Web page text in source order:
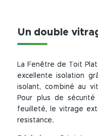
Un double
La Fenêtre de Toit
excellente isolation
isolant, combiné au
Pour plus de
feuilleté, le vitrage
resistance.